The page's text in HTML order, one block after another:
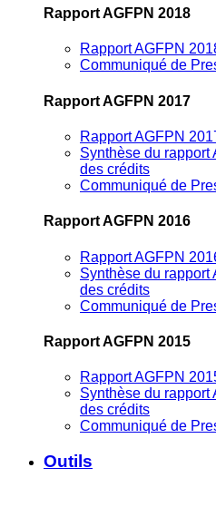
Rapport AGFPN 2018
Rapport AGFPN
Communiqué de
Rapport AGFPN 2017
Rapport AGFPN
Synthèse du rapport
des crédits
Communiqué de
Rapport AGFPN 2016
Rapport AGFPN
Synthèse du rapport
des crédits
Communiqué de
Rapport AGFPN 2015
Rapport AGFPN
Synthèse du rapport
des crédits
Communiqué de
Outils